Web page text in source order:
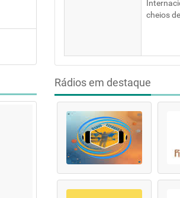
cheios
Rádios em destaque